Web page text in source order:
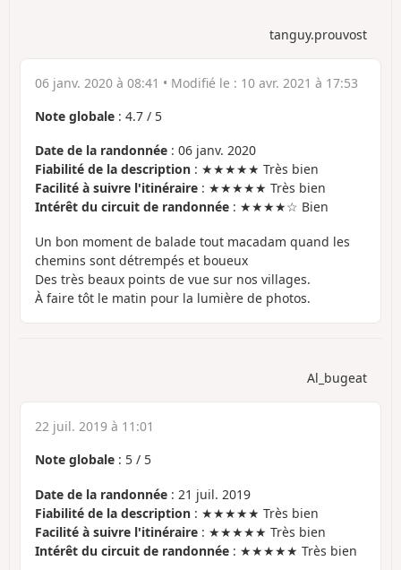
tanguy.prouvost
06 janv. 2020 à 08:41 • Modifié le : 10 avr. 2021 à 17:53
Note globale : 4.7 / 5
Date de la randonnée : 06 janv. 2020
Fiabilité de la description : ★★★★★ Très bien
Facilité à suivre l'itinéraire : ★★★★★ Très bien
Intérêt du circuit de randonnée : ★★★★☆ Bien
Un bon moment de balade tout macadam quand les
chemins sont détrempés et boueux
Des très beaux points de vue sur nos villages.
À faire tôt le matin pour la lumière de photos.
Al_bugeat
22 juil. 2019 à 11:01
Note globale : 5 / 5
Date de la randonnée : 21 juil. 2019
Fiabilité de la description : ★★★★★ Très bien
Facilité à suivre l'itinéraire : ★★★★★ Très bien
Intérêt du circuit de randonnée : ★★★★★ Très bien